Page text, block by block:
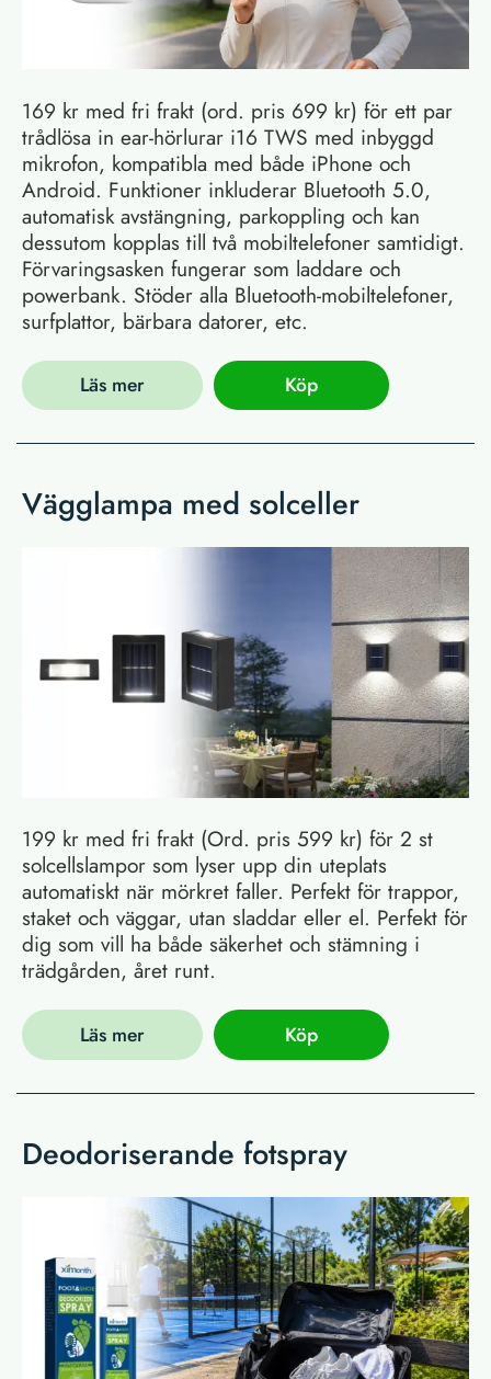
169 kr med fri frakt (ord. pris 699 kr) för ett par
trådlösa in ear-hörlurar i16 TWS med inbyggd
mikrofon, kompatibla med både iPhone och
Android. Funktioner inkluderar Bluetooth 5.0,
automatisk avstängning, parkoppling och kan
dessutom kopplas till två mobiltelefoner samtidigt.
Förvaringsasken fungerar som laddare och
powerbank. Stöder alla Bluetooth-mobiltelefoner,
surfplattor, bärbara datorer, etc.
Läs mer Köp
Vägglampa med solceller
199 kr med fri frakt (Ord. pris 599 kr) för 2 st
solcellslampor som lyser upp din uteplats
automatiskt när mörkret faller. Perfekt för trappor,
staket och väggar, utan sladdar eller el. Perfekt för
dig som vill ha både säkerhet och stämning i
trädgården, året runt.
Läs mer Köp
Deodoriserande fotspray